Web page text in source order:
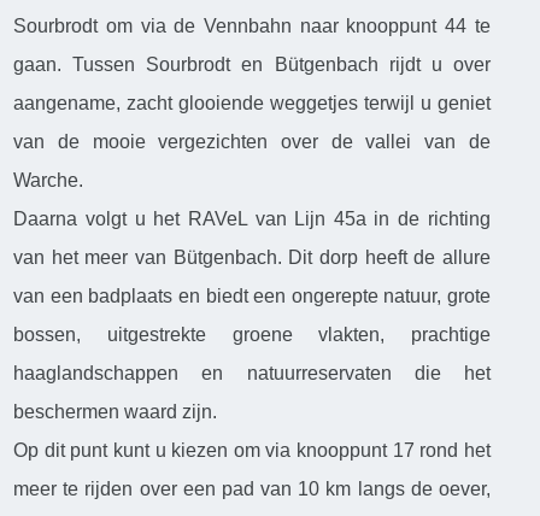
Sourbrodt om via de Vennbahn naar knooppunt 44 te
gaan. Tussen Sourbrodt en Bütgenbach rijdt u over
aangename, zacht glooiende weggetjes terwijl u geniet
van de mooie vergezichten over de vallei van de
Warche.
Daarna volgt u het RAVeL van Lijn 45a in de richting
van het meer van Bütgenbach. Dit dorp heeft de allure
van een badplaats en biedt een ongerepte natuur, grote
bossen, uitgestrekte groene vlakten, prachtige
haaglandschappen en natuurreservaten die het
beschermen waard zijn.
Op dit punt kunt u kiezen om via knooppunt 17 rond het
meer te rijden over een pad van 10 km langs de oever,